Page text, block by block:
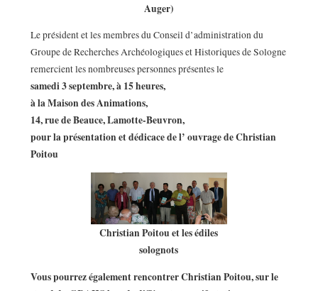
Auger)
Le président et les membres du Conseil d’administration du
Groupe de Recherches Archéologiques et Historiques de Sologne
remercient les nombreuses personnes présentes le
samedi 3 septembre, à 15 heures,
à la Maison des Animations,
14, rue de Beauce, Lamotte-Beuvron,
pour la présentation et dédicace de l’ ouvrage de Christian
Poitou
Christian Poitou et les édiles
solognots
Vous pourrez également rencontrer Christian Poitou, sur le